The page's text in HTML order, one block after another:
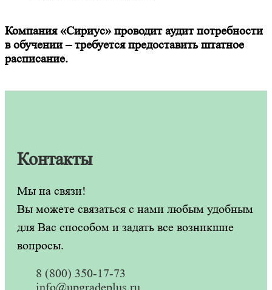
Компания «Сириус» проводит аудит потребности
в обучении – требуется предоставить штатное
расписание.
Контакты
Мы на связи!
Вы можете связаться с нами любым удобным
для Вас способом и задать все возникшие
вопросы.
8 (800) 350-17-73